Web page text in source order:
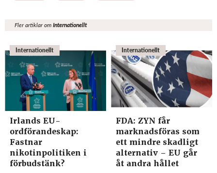
Fler artiklar omInternationellt
Internationellt
Irlands EU-
ordförandeskap:
Fastnar
nikotinpolitiken i
förbudstänk?
Internationellt
FDA: ZYN får
marknadsföras som
ett mindre skadligt
alternativ – EU går
åt andra hållet